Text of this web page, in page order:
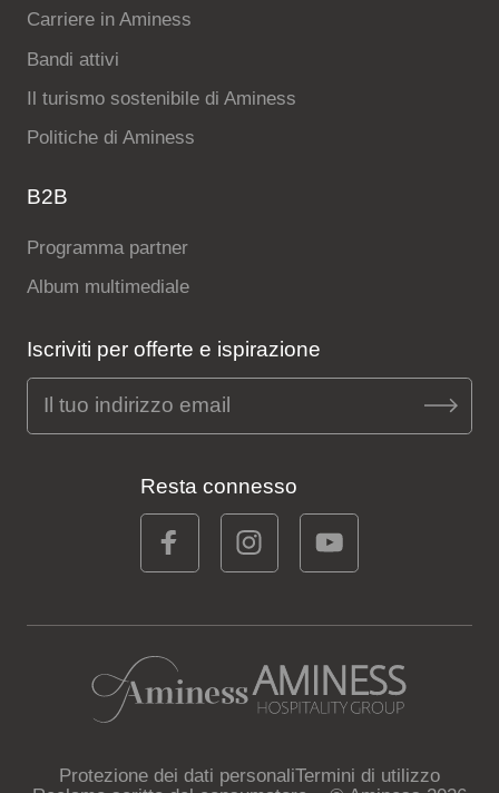
Carriere in Aminess
Bandi attivi
Il turismo sostenibile di Aminess
Politiche di Aminess
B2B
Programma partner
Album multimediale
Iscriviti per offerte e ispirazione
Resta connesso
Protezione dei dati personaliTermini di utilizzo